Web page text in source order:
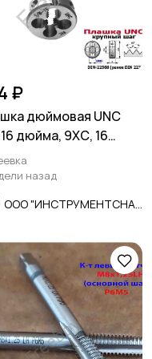
₽
дюймовая UNC
дюйма, 9ХС, 16
на дюйм, 30/11 мм.
назад